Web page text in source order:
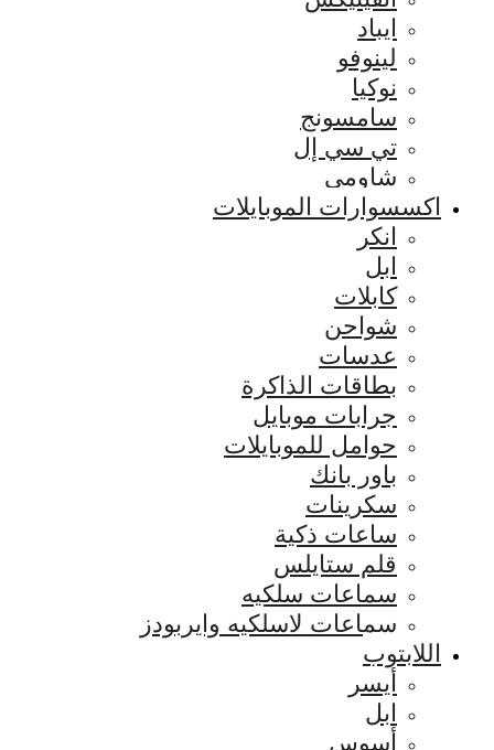
ايباد
لينوفو
نوكيا
سامسونج
تي سي إل
شاومي
اكسسوارات الموبايلات
انكر
ابل
كابلات
شواحن
عدسات
بطاقات الذاكرة
جرابات موبايل
حوامل للموبايلات
باور بانك
سكرينات
ساعات ذكية
قلم ستايلس
سماعات سلكيه
سماعات لاسلكيه وايربودز
اللابتوب
أيسر
ابل
أسوس